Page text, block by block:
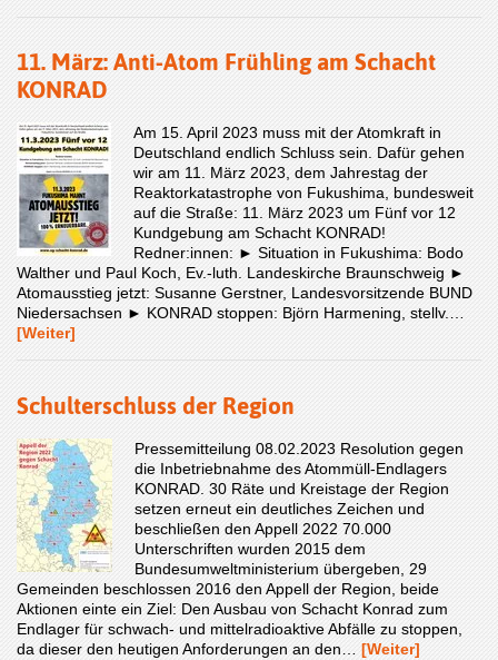
11. März: Anti-Atom Frühling am Schacht
KONRAD
Am 15. April 2023 muss mit der Atomkraft in
Deutschland endlich Schluss sein. Dafür gehen
wir am 11. März 2023, dem Jahrestag der
Reaktorkatastrophe von Fukushima, bundesweit
auf die Straße: 11. März 2023 um Fünf vor 12
Kundgebung am Schacht KONRAD!
Redner:innen: ► Situation in Fukushima: Bodo
Walther und Paul Koch, Ev.-luth. Landeskirche Braunschweig ►
Atomausstieg jetzt: Susanne Gerstner, Landesvorsitzende BUND
Niedersachsen ► KONRAD stoppen: Björn Harmening, stellv.…
[Weiter]
Schulterschluss der Region
Pressemitteilung 08.02.2023 Resolution gegen
die Inbetriebnahme des Atommüll-Endlagers
KONRAD. 30 Räte und Kreistage der Region
setzen erneut ein deutliches Zeichen und
beschließen den Appell 2022 70.000
Unterschriften wurden 2015 dem
Bundesumweltministerium übergeben, 29
Gemeinden beschlossen 2016 den Appell der Region, beide
Aktionen einte ein Ziel: Den Ausbau von Schacht Konrad zum
Endlager für schwach- und mittelradioaktive Abfälle zu stoppen,
da dieser den heutigen Anforderungen an den… [Weiter]